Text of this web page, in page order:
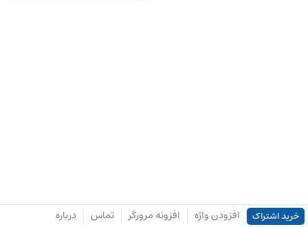
خرید اشتراک افزودن واژه افزونه مرورگر تماس درباره